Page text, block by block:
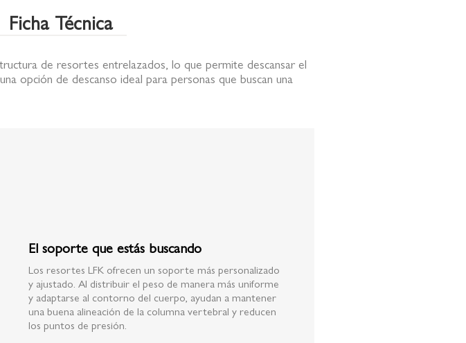
de resortes entrelazados, lo que permite descansar el
opción de descanso ideal para personas que buscan una
El soporte que estás buscando
Los resortes LFK ofrecen un soporte más personalizado
y ajustado. Al distribuir el peso de manera más uniforme
y adaptarse al contorno del cuerpo, ayudan a mantener
una buena alineación de la columna vertebral y reducen
los puntos de presión.
Ficha Técnica